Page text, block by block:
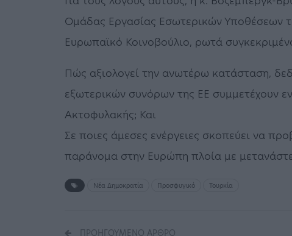
Ομάδας Εργασίας Εσωτερικών Υποθέσεων
Ευρωπαϊκό Κοινοβούλιο, ρωτά
Πώς αξιολογεί την ανωτέρω κατάσταση,
εξωτερικών συνόρων της ΕΕ συμμετέχουν
Ακτοφυλακής; Και
Σε ποιες άμεσες ενέργειες σκοπεύει να
παράνομα στην Ευρώπη πλοία με
Νέα Δημοκρατία Προσφυγικό Τουρκία
ΠΡΟΗΓΟΎΜΕΝΟ ΆΡΘΡΟ